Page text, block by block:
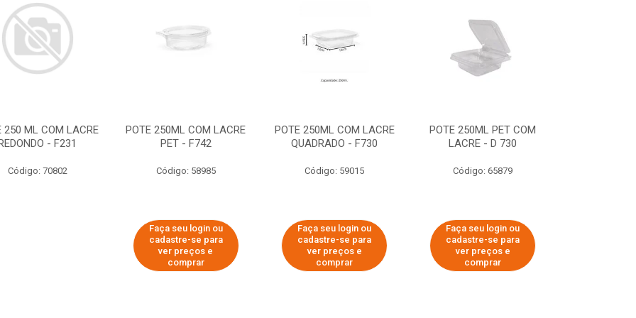
250 ML COM LACRE
- F231
Código: 70802
POTE 250ML COM LACRE
PET - F742
Código: 58985
Faça seu login ou
cadastre-se para
ver preços e
comprar
POTE 250ML COM LACRE
QUADRADO - F730
Código: 59015
Faça seu login ou
cadastre-se para
ver preços e
comprar
POTE 250ML PET COM
LACRE - D 730
Código: 65879
Faça seu login ou
cadastre-se para
ver preços e
comprar